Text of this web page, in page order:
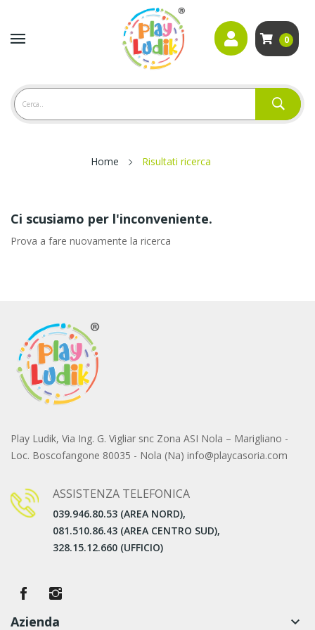
0
Home Risultati ricerca
Ci scusiamo per l'inconveniente.
Prova a fare nuovamente la ricerca
Play Ludik, Via Ing. G. Vigliar snc Zona ASI Nola – Marigliano -
Loc. Boscofangone 80035 - Nola (Na) info@playcasoria.com
ASSISTENZA TELEFONICA
039.946.80.53 (AREA NORD),
081.510.86.43 (AREA CENTRO SUD),
328.15.12.660 (UFFICIO)
Azienda keyboard_arrow_down